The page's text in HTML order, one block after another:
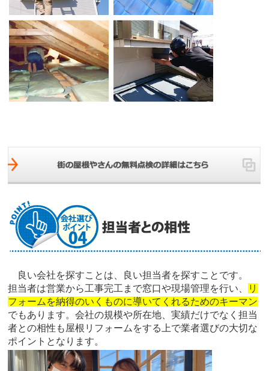
良い会社を探すことは、良い担当者を探すことです。
担当者は営業から工事完工まで窓口や現場管理を行い、
リ
フォームを納得のいくものに導いてくれるためのキーマン
でもあります。会社の規模や所在地、実績だけでなく担当
者との相性も屋根リフォームをする上で業者選びの大切な
ポイントとなります。